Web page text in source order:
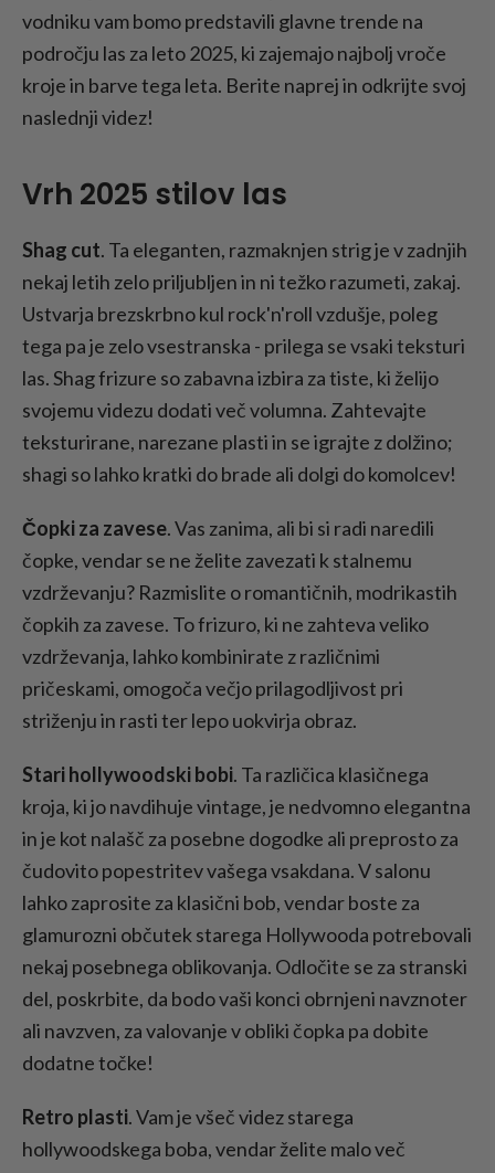
vodniku vam bomo predstavili glavne trende na
področju las za leto 2025, ki zajemajo najbolj vroče
kroje in barve tega leta. Berite naprej in odkrijte svoj
naslednji videz!
Vrh 2025 stilov las
Shag cut. Ta eleganten, razmaknjen strig je v zadnjih
nekaj letih zelo priljubljen in ni težko razumeti, zakaj.
Ustvarja brezskrbno kul rock'n'roll vzdušje, poleg
tega pa je zelo vsestranska - prilega se vsaki teksturi
las. Shag frizure so zabavna izbira za tiste, ki želijo
svojemu videzu dodati več volumna. Zahtevajte
teksturirane, narezane plasti in se igrajte z dolžino;
shagi so lahko kratki do brade ali dolgi do komolcev!
Čopki za zavese. Vas zanima, ali bi si radi naredili
čopke, vendar se ne želite zavezati k stalnemu
vzdrževanju? Razmislite o romantičnih, modrikastih
čopkih za zavese. To frizuro, ki ne zahteva veliko
vzdrževanja, lahko kombinirate z različnimi
pričeskami, omogoča večjo prilagodljivost pri
striženju in rasti ter lepo uokvirja obraz.
Stari hollywoodski bobi. Ta različica klasičnega
kroja, ki jo navdihuje vintage, je nedvomno elegantna
in je kot nalašč za posebne dogodke ali preprosto za
čudovito popestritev vašega vsakdana. V salonu
lahko zaprosite za klasični bob, vendar boste za
glamurozni občutek starega Hollywooda potrebovali
nekaj posebnega oblikovanja. Odločite se za stranski
del, poskrbite, da bodo vaši konci obrnjeni navznoter
ali navzven, za valovanje v obliki čopka pa dobite
dodatne točke!
Retro plasti. Vam je všeč videz starega
hollywoodskega boba, vendar želite malo več